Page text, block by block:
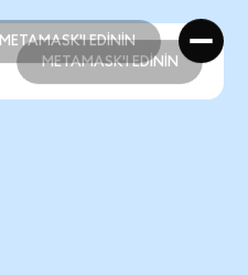
METAMASK'I EDİNİN
METAMASK'I EDİNİN
METAMASK'I EDİNİN